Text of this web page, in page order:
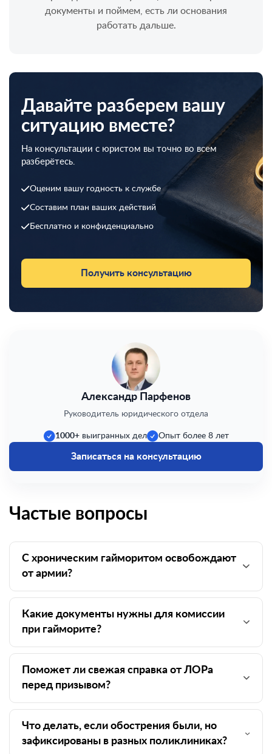
документы и поймем, есть ли основания
работать дальше.
Давайте разберем вашу
ситуацию вместе?
На консультации с юристом вы точно во всем
разберётесь.
Оценим вашу годность к службе
Составим план ваших действий
Бесплатно и конфиденциально
Получить консультацию
Александр Парфенов
Руководитель юридического отдела
1000+выигранных дел Опыт более 8 лет
Записаться на консультацию
Частые вопросы
С хроническим гайморитом освобождают
от армии?
Какие документы нужны для комиссии
при гайморите?
Поможет ли свежая справка от ЛОРа
перед призывом?
Что делать, если обострения были, но
зафиксированы в разных поликлиниках?